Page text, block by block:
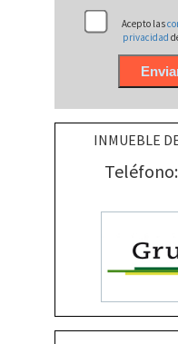
Acepto las
privacidad
INMUEBLE